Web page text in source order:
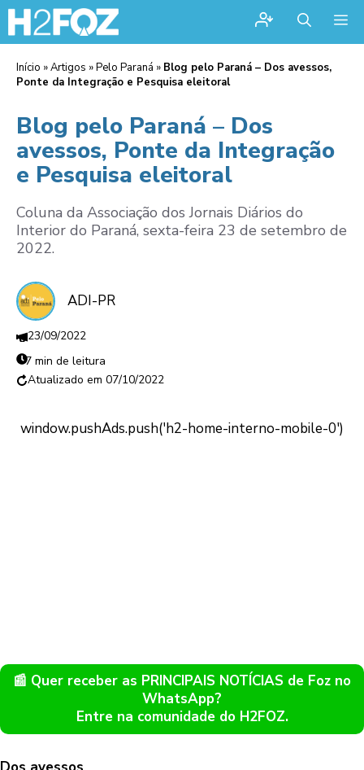
Início »Artigos »Pelo Paraná » Blog pelo Paraná – Dos avessos,
Ponte da Integração e Pesquisa eleitoral
Blog pelo Paraná – Dos
avessos, Ponte da Integração
e Pesquisa eleitoral
Coluna da Associação dos Jornais Diários do
Interior do Paraná, sexta-feira 23 de setembro de
2022.
ADI-PR
23/09/2022
7 min de leitura
07/10/2022
📰 Quer receber as PRINCIPAIS NOTÍCIAS de Foz no
WhatsApp?
Entre na comunidade do H2FOZ.